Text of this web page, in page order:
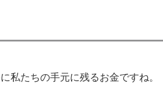
私たちの手元に残るお金ですね。